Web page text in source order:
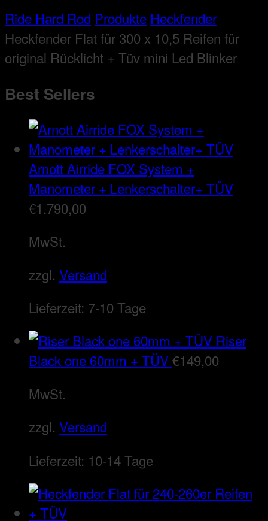
Ride Hard Rod Produkte Heckfender
Heckfender Flat für 300 x 10,5 Reifen für
original Rücklicht + Tüv mini Led Blinker
Best Sellers
Arnott Airride FOX System +
Manometer + Lenkerschalter+ TÜV
€1.790,00
MwSt.
zzgl. Versand
Lieferzeit: 7-10 Tage
Riser
Black one 60mm + TÜV€149,00
MwSt.
zzgl. Versand
Lieferzeit: 10-14 Tage